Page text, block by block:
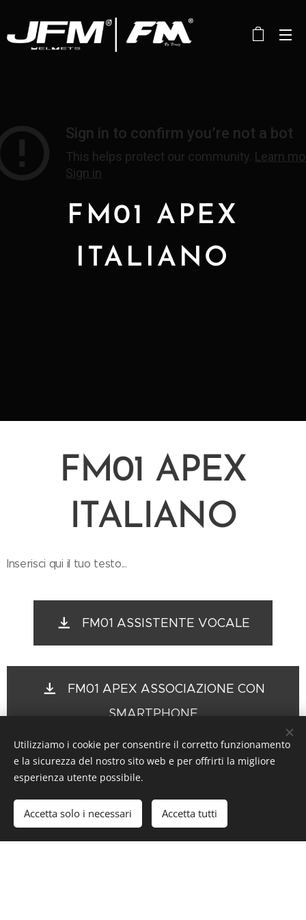
FM01 APEX
ITALIANO
FM01 APEX
ITALIANO
Inserisci qui il tuo testo...
FM01 ASSISTENTE VOCALE
FM01 APEX ASSOCIAZIONE CON
SMARTPHONE
FM01 APEX FUNZIONE RADIO FM
Utilizziamo i cookie per consentire il corretto funzionamento
e la sicurezza del nostro sito web e per offrirti la migliore
esperienza utente possibile.
Accetta solo i necessari Accetta tutti